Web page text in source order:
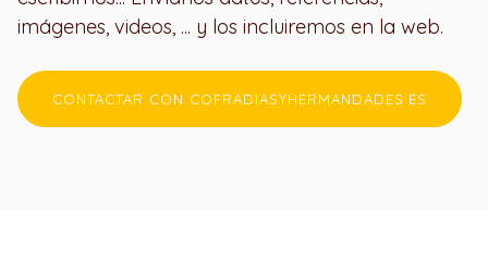
imágenes, videos, ... y los incluiremos en la web.
CONTACTAR CON COFRADIASYHERMANDADES.ES